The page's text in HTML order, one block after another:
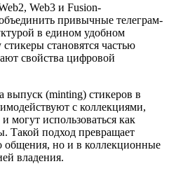
Web3 и Fusion-
привычные телеграм-
в едином удобном
становятся частью
свойства цифровой
выпуск (minting) стикеров в
с коллекциями,
могут использоваться как
Такой подход превращает
общения, но и в коллекционные
владения.